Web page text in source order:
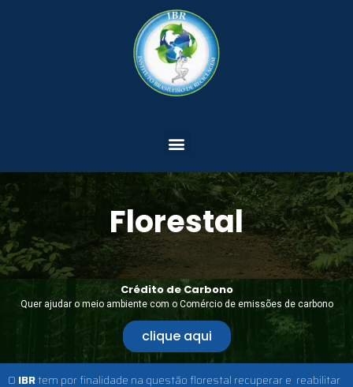
Florestal
Crédito de Carbono
Quer ajudar o meio ambiente com o Comércio de emissões de carbono
clique aqui
O IBRtem por finalidade na questão florestal recuperar e reabilitar